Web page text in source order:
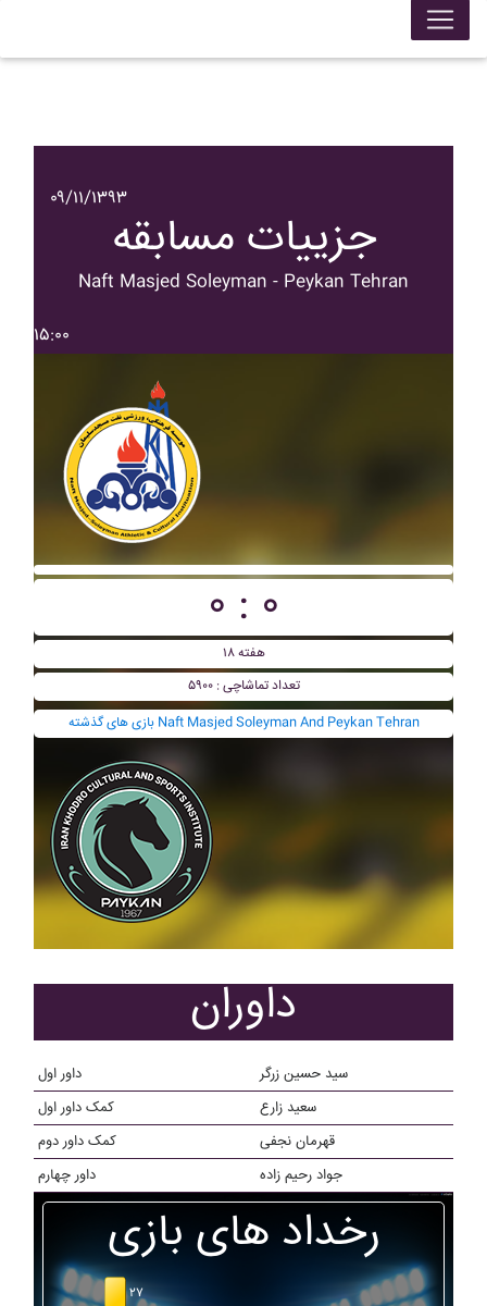
۰۹/۱۱/۱۳۹۳
جزییات مسابقه
Naft Masjed Soleyman - Peykan Tehran
۱۵:۰۰
۰ : ۰
هفته ۱۸
تعداد تماشاچی : ۵۹۰۰
بازی های گذشته Naft Masjed Soleyman And Peykan Tehran
داوران
داور اول
سید حسین زرگر
کمک داور اول
سعيد زارع
کمک داور دوم
قهرمان نجفی
داور چهارم
جواد رحیم زاده
رخداد های بازی
۲۷